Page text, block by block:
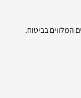
המלווים בביטוח.